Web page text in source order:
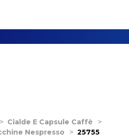
> Cialde E Capsule Caffè
>
Nespresso
> 25755